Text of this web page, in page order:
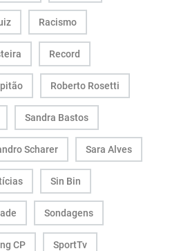
Racismo
Record
Roberto Rosetti
Sandra Bastos
Scharer Sara Alves
Sin Bin
Sondagens
CP SportTv